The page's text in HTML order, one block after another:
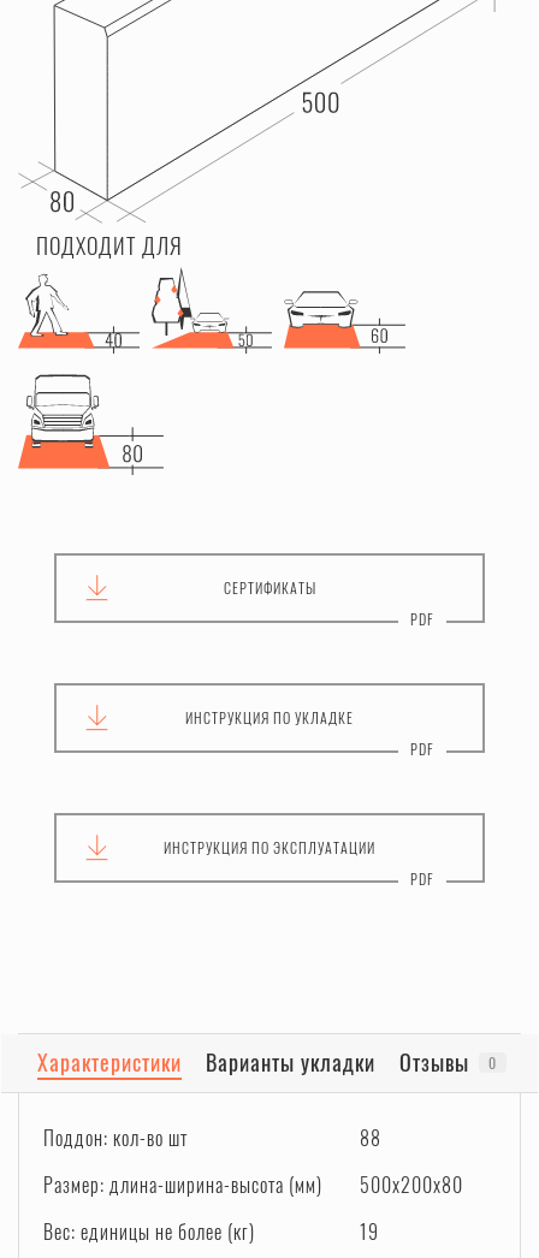
ПОДХОДИТ ДЛЯ
СЕРТИФИКАТЫ
ИНСТРУКЦИЯ ПО УКЛАДКЕ
ИНСТРУКЦИЯ ПО ЭКСПЛУАТАЦИИ
Характеристики Варианты укладки Отзывы 0
Поддон: кол-во шт
88
Размер: длина-ширина-высота (мм)
500x200x80
Вес: единицы не более (кг)
19